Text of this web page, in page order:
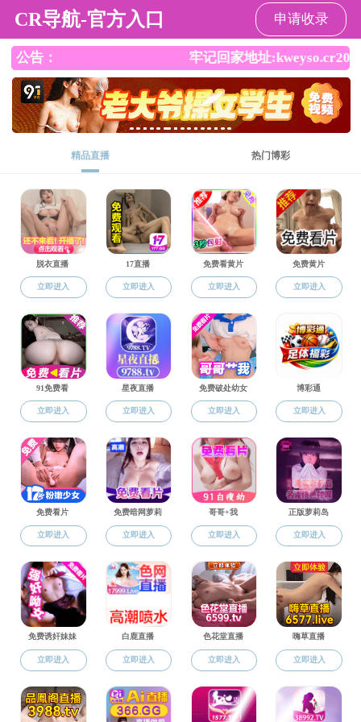
91大神
91大神
您的位置:91大神>师资队伍>历史名家>
杨宏义
宣枫